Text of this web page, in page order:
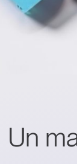
Un